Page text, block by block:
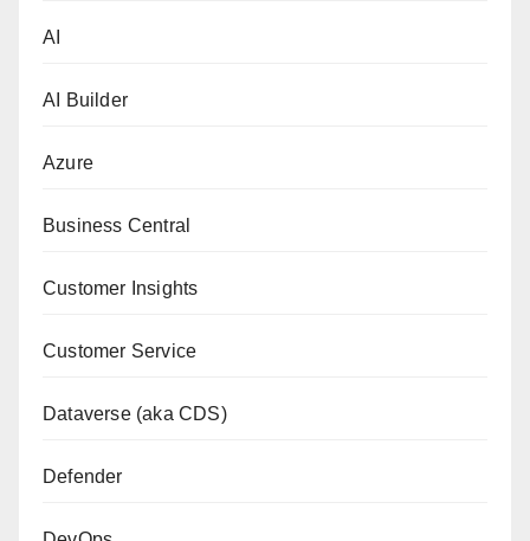
AI
AI Builder
Azure
Business Central
Customer Insights
Customer Service
Dataverse (aka CDS)
Defender